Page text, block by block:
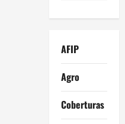
AFIP
Agro
Coberturas